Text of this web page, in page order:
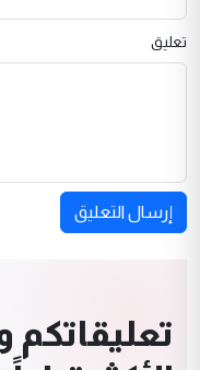
تعليق
إرسال التعليق